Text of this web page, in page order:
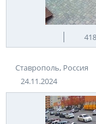
Ставрополь, Россия
24.11.2024